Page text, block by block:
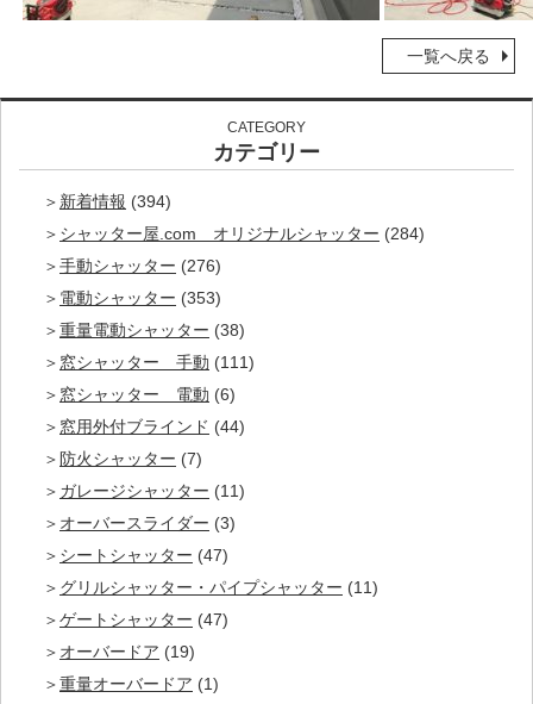
一覧へ戻る
CATEGORY
カテゴリー
新着情報 (394)
シャッター屋.com オリジナルシャッター (284)
手動シャッター (276)
電動シャッター (353)
重量電動シャッター (38)
窓シャッター 手動 (111)
窓シャッター 電動 (6)
窓用外付ブラインド (44)
防火シャッター (7)
ガレージシャッター (11)
オーバースライダー (3)
シートシャッター (47)
グリルシャッター・パイプシャッター (11)
ゲートシャッター (47)
オーバードア (19)
重量オーバードア (1)